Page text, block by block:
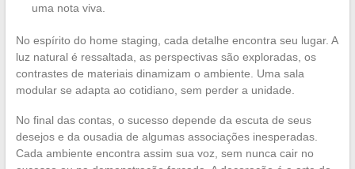
uma nota viva.
No espírito do home staging, cada detalhe encontra seu lugar. A
luz natural é ressaltada, as perspectivas são exploradas, os
contrastes de materiais dinamizam o ambiente. Uma sala
modular se adapta ao cotidiano, sem perder a unidade.
No final das contas, o sucesso depende da escuta de seus
desejos e da ousadia de algumas associações inesperadas.
Cada ambiente encontra assim sua voz, sem nunca cair no